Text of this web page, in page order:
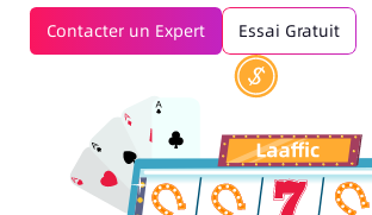
Contacter un Expert Essai Gratuit